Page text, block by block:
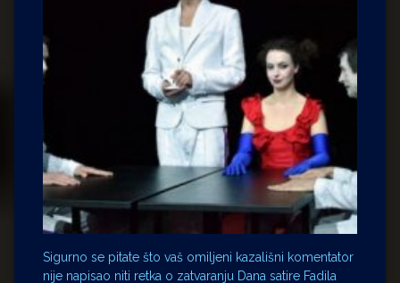
Sigurno se pitate što vaš omiljeni kazališni komentator
nije napisao niti retka o zatvaranju Dana satire Fadila